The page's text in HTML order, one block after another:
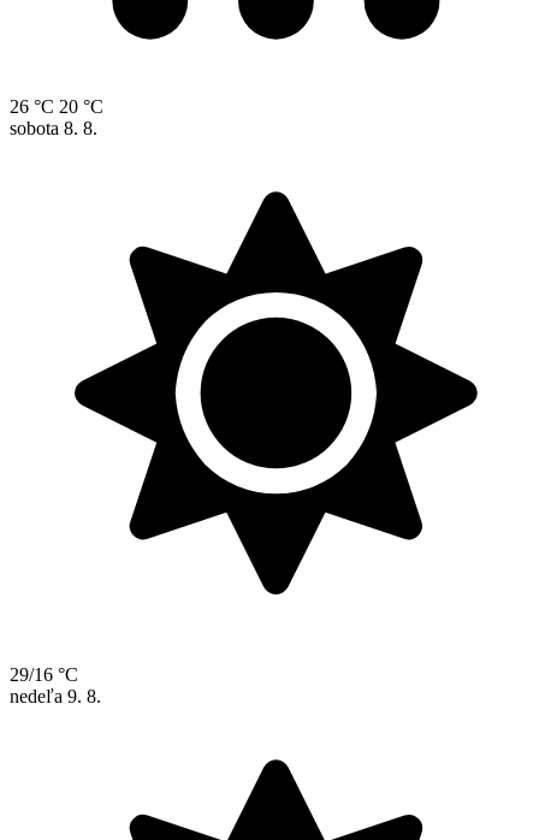
26 °C 20 °C
sobota 8. 8.
29/16 °C
nedeľa 9. 8.